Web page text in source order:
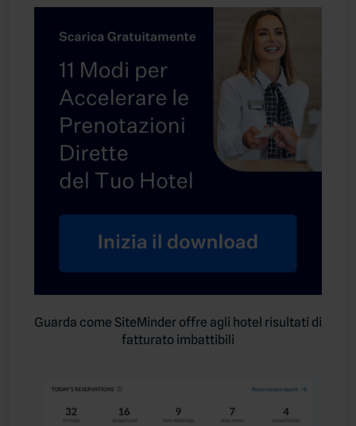
Guarda come SiteMinder offre agli hotel risultati di
fatturato imbattibili